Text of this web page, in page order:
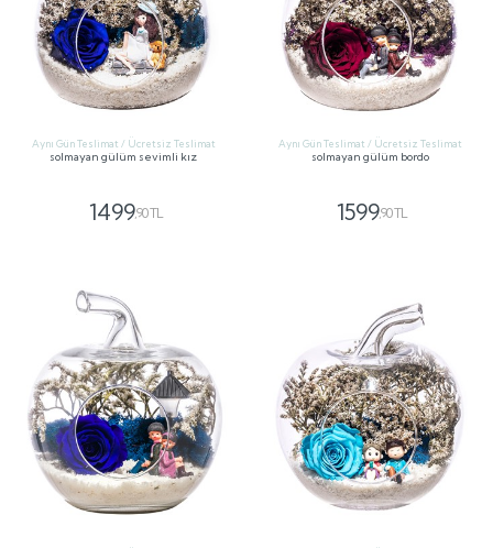
Aynı Gün Teslimat / Ücretsiz Teslimat
solmayan gülüm sevimli kız
1499,90 TL
Aynı Gün Teslimat / Ücretsiz Teslimat
solmayan gülüm bordo
1599,90 TL